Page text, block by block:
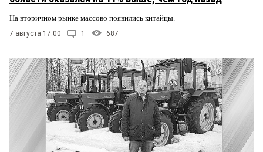
На вторичном рынке массово появились китайцы.
7 августа 17:00 1 687